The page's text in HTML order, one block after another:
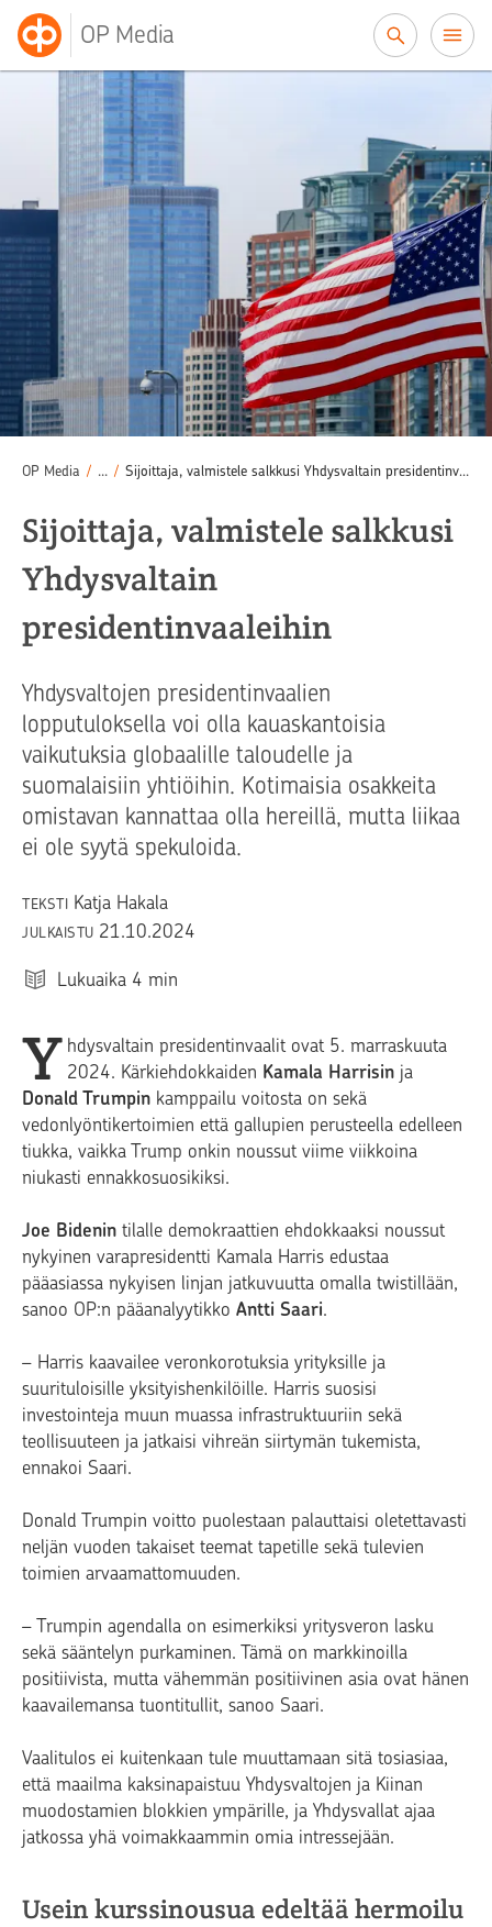
OP Media
OP Media / ... /
Sijoittaminen
Osakesijoittaminen / Sijoittaja, valmistele salkkusi Yhdysvaltain presidentinvaaleihin
Sijoittaja, valmistele salkkusi
Yhdysvaltain
presidentinvaaleihin
Yhdysvaltojen presidentinvaalien
lopputuloksella voi olla kauaskantoisia
vaikutuksia globaalille taloudelle ja
suomalaisiin yhtiöihin. Kotimaisia osakkeita
omistavan kannattaa olla hereillä, mutta liikaa
ei ole syytä spekuloida.
TEKSTI Katja Hakala
JULKAISTU 21.10.2024
Lukuaika 4 min
Y hdysvaltain presidentinvaalit ovat 5. marraskuuta
2024. Kärkiehdokkaiden Kamala Harrisin ja
Donald Trumpin kamppailu voitosta on sekä
vedonlyöntikertoimien että gallupien perusteella edelleen
tiukka, vaikka Trump onkin noussut viime viikkoina
niukasti ennakkosuosikiksi.
Joe Bidenin tilalle demokraattien ehdokkaaksi nous­sut
nykyinen varapresidentti Kamala Harris edustaa
pääasiassa nykyisen linjan jatkuvuutta omalla twis­tillään,
sanoo OP:n pääanalyytikko Antti Saari.
– Harris kaavailee veronkorotuksia yrityksille ja
suurituloisille yksityishenkilöille. Harris suosisi
investointeja muun muassa infrastruktuuriin sekä
teollisuuteen ja jatkaisi vihreän siirtymän tukemista,
ennakoi Saari.
Donald Trumpin voitto puolestaan palauttaisi oletettavasti
neljän vuoden takaiset teemat tapetille sekä tulevien
toimien arvaamattomuuden.
– Trumpin agendalla on esimerkiksi yritysveron lasku
sekä sääntelyn purkaminen. Tämä on markkinoilla
positiivista, mutta vähemmän positiivinen asia ovat hänen
kaavailemansa tuontitullit, sanoo Saari.
Vaalitulos ei kuitenkaan tule muuttamaan sitä tosiasiaa,
että maailma kaksinapaistuu Yhdysval­tojen ja Kiinan
muodostamien blokkien ympärille, ja Yhdysvallat ajaa
jatkossa yhä voimakkaammin omia intressejään.
Usein kurssinousua edeltää hermoilu